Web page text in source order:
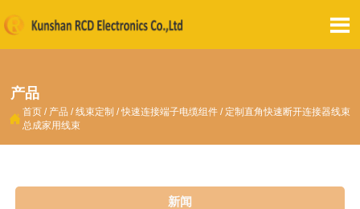

产品
 首页 / 产品 /线束定制 /快速连接端子电缆组件 / 定制直角快速断开连接器线束
总成家用线束
新闻